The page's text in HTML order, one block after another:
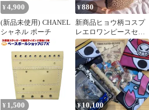
¥ 4,900
(新品未使用) CHANEL
シャネル ポーチ
¥880
新商品ヒョウ柄コスプ
レエロワンピースセク
シーランジェリー新品
¥ 1,500 ¥10,100